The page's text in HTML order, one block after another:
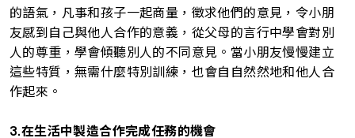
的語氣，凡事和孩子一起商量，徵求他們的意見，令小朋
友感到自己與他人合作的意義，從父母的言行中學會對別
人的尊重，學會傾聽別人的不同意見。當小朋友慢慢建立
這些特質，無需什麼特別訓練，也會自自然然地和他人合
作起來。
3.在生活中製造合作完成任務的機會